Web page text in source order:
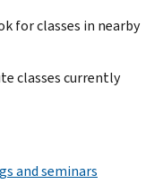
for classes in nearby
classes currently
and seminars